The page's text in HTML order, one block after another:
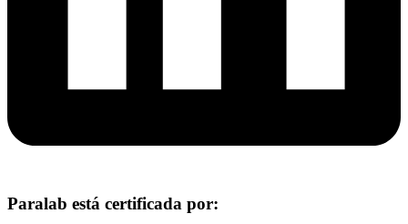
Paralab está certificada por: